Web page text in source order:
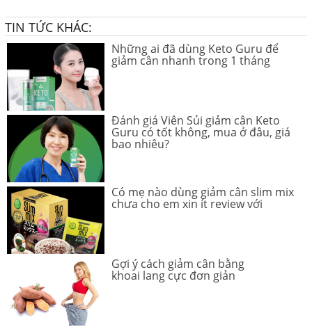
TIN TỨC KHÁC:
Những ai đã dùng Keto Guru để
giảm cân nhanh trong 1 tháng
Đánh giá Viên Sủi giảm cân Keto
Guru có tốt không, mua ở đâu, giá
bao nhiêu?
Có mẹ nào dùng giảm cân slim mix
chưa cho em xin ít review với
Gợi ý cách giảm cân bằng
khoai lang cực đơn giản